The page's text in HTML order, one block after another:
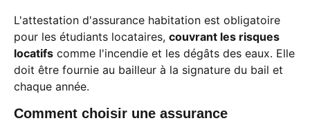
L'attestation d'assurance habitation est obligatoire
pour les étudiants locataires, couvrant les risques
locatifs comme l'incendie et les dégâts des eaux. Elle
doit être fournie au bailleur à la signature du bail et
chaque année.
Comment choisir une assurance